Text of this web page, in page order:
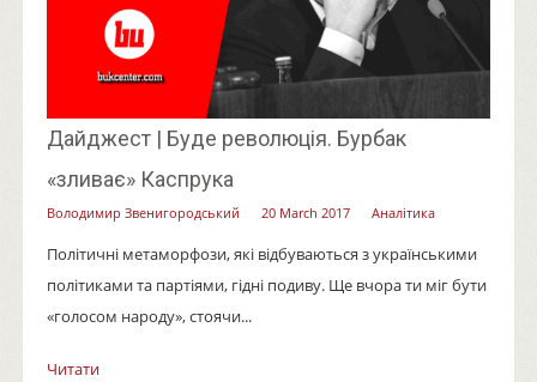
Дайджест | Буде революція. Бурбак
«зливає» Каспрука
Володимир Звенигородський 20 March 2017 Аналітика
Політичні метаморфози, які відбуваються з українськими
політиками та партіями, гідні подиву. Ще вчора ти міг бути
«голосом народу», стоячи...
Читати